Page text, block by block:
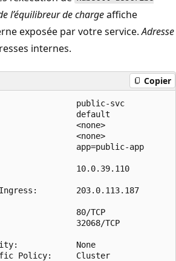
l’équilibreur de chargeaffiche
exposée par votre service.Adresse
internes.
Copier
public-svc
default
<none>
<none>
app=public-app
10.0.39.110
Ingress:        203.0.113.187
80/TCP
32068/TCP
None
Policy:     Cluster